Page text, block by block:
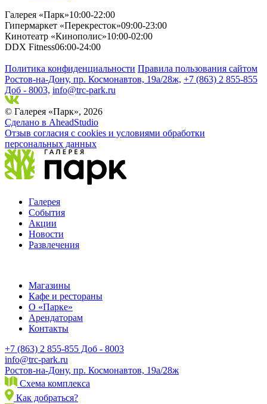
Галерея «Парк»10:00-22:00
Гипермаркет «Перекресток»09:00-23:00
Кинотеатр «Кинополис»10:00-02:00
DDX Fitness06:00-24:00
Политика конфиденциальности Правила пользования сайтом
Ростов-на-Дону, пр. Космонавтов, 19а/28ж, +7 (863) 2 855-855
Доб - 8003, info@trc-park.ru
© Галерея «Парк», 2026
Сделано в AheadStudio
Отзыв согласия с cookies и условиями обработки
персональных данных
Галерея
События
Акции
Новости
Развлечения
Магазины
Кафе и рестораны
О «Парке»
Арендаторам
Контакты
+7 (863) 2 855-855 Доб - 8003
info@trc-park.ru
Ростов-на-Дону, пр. Космонавтов, 19а/28ж
Схема комплекса
Как добраться?